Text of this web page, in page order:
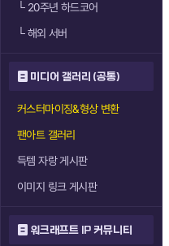
└20주년 하드코어
└해외 서버
미디어 갤러리 (공통)
커스터마이징&형상 변환
팬아트 갤러리
득템 자랑 게시판
이미지 링크 게시판
워크래프트 IP 커뮤니티